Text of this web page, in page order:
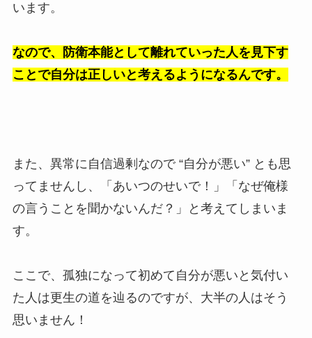
います。
なので、防衛本能として離れていった人を見下す
ことで自分は正しいと考えるようになるんです。
また、異常に自信過剰なので “自分が悪い” とも思
ってませんし、「あいつのせいで！」「なぜ俺様
の言うことを聞かないんだ？」と考えてしまいま
す。
ここで、孤独になって初めて自分が悪いと気付い
た人は更生の道を辿るのですが、大半の人はそう
思いません！